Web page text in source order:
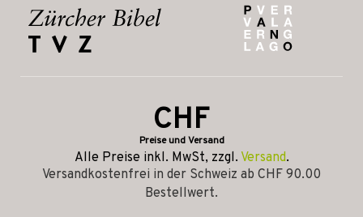
CHF
Preise und Versand
Alle Preise inkl. MwSt, zzgl. Versand.
Versandkostenfrei in der Schweiz ab CHF 90.00
Bestellwert.